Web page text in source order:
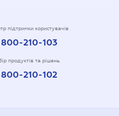
підтримки користувачів
210-103
продуктів та рішень
210-102